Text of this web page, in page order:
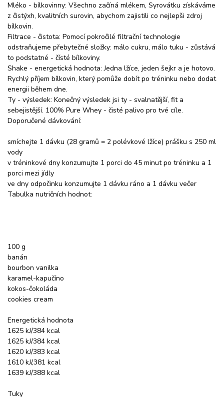
Mléko - bílkovinny: Všechno začíná mlékem, Syrovátku získáváme
z čistýxh, kvalitních surovin, abychom zajistili co nejlepši zdroj
bílkovin.
Filtrace - čistota: Pomocí pokročilé filtrační technologie
odstraňujeme přebytečné složky: málo cukru, málo tuku - zůstává
to podstatné - čísté bílkoviny.
Shake - energetická hodnota: Jedna lžíce, jeden šejkr a je hotovo.
Rychlý příjem bílkovin, který pomůže dobít po tréninku nebo dodat
energii během dne.
Ty - výsledek: Konečný výsledek jsi ty - svalnatější, fit a
sebejistější. 100% Pure Whey - čisté palivo pro tvé cíle.
Doporučené dávkování:
smíchejte 1 dávku (28 gramů = 2 polévkové lžíce) prášku s 250 ml
vody
v tréninkové dny konzumujte 1 porci do 45 minut po tréninku a 1
porci mezi jídly
ve dny odpočinku konzumujte 1 dávku ráno a 1 dávku večer
Tabulka nutričních hodnot:
100 g
banán
bourbon vanilka
karamel-kapučíno
kokos-čokoláda
cookies cream
Energetická hodnota
1625 kJ/384 kcal
1625 kJ/384 kcal
1620 kJ/383 kcal
1610 kJ/,381 kcal
1639 kJ/388 kcal
Tuky